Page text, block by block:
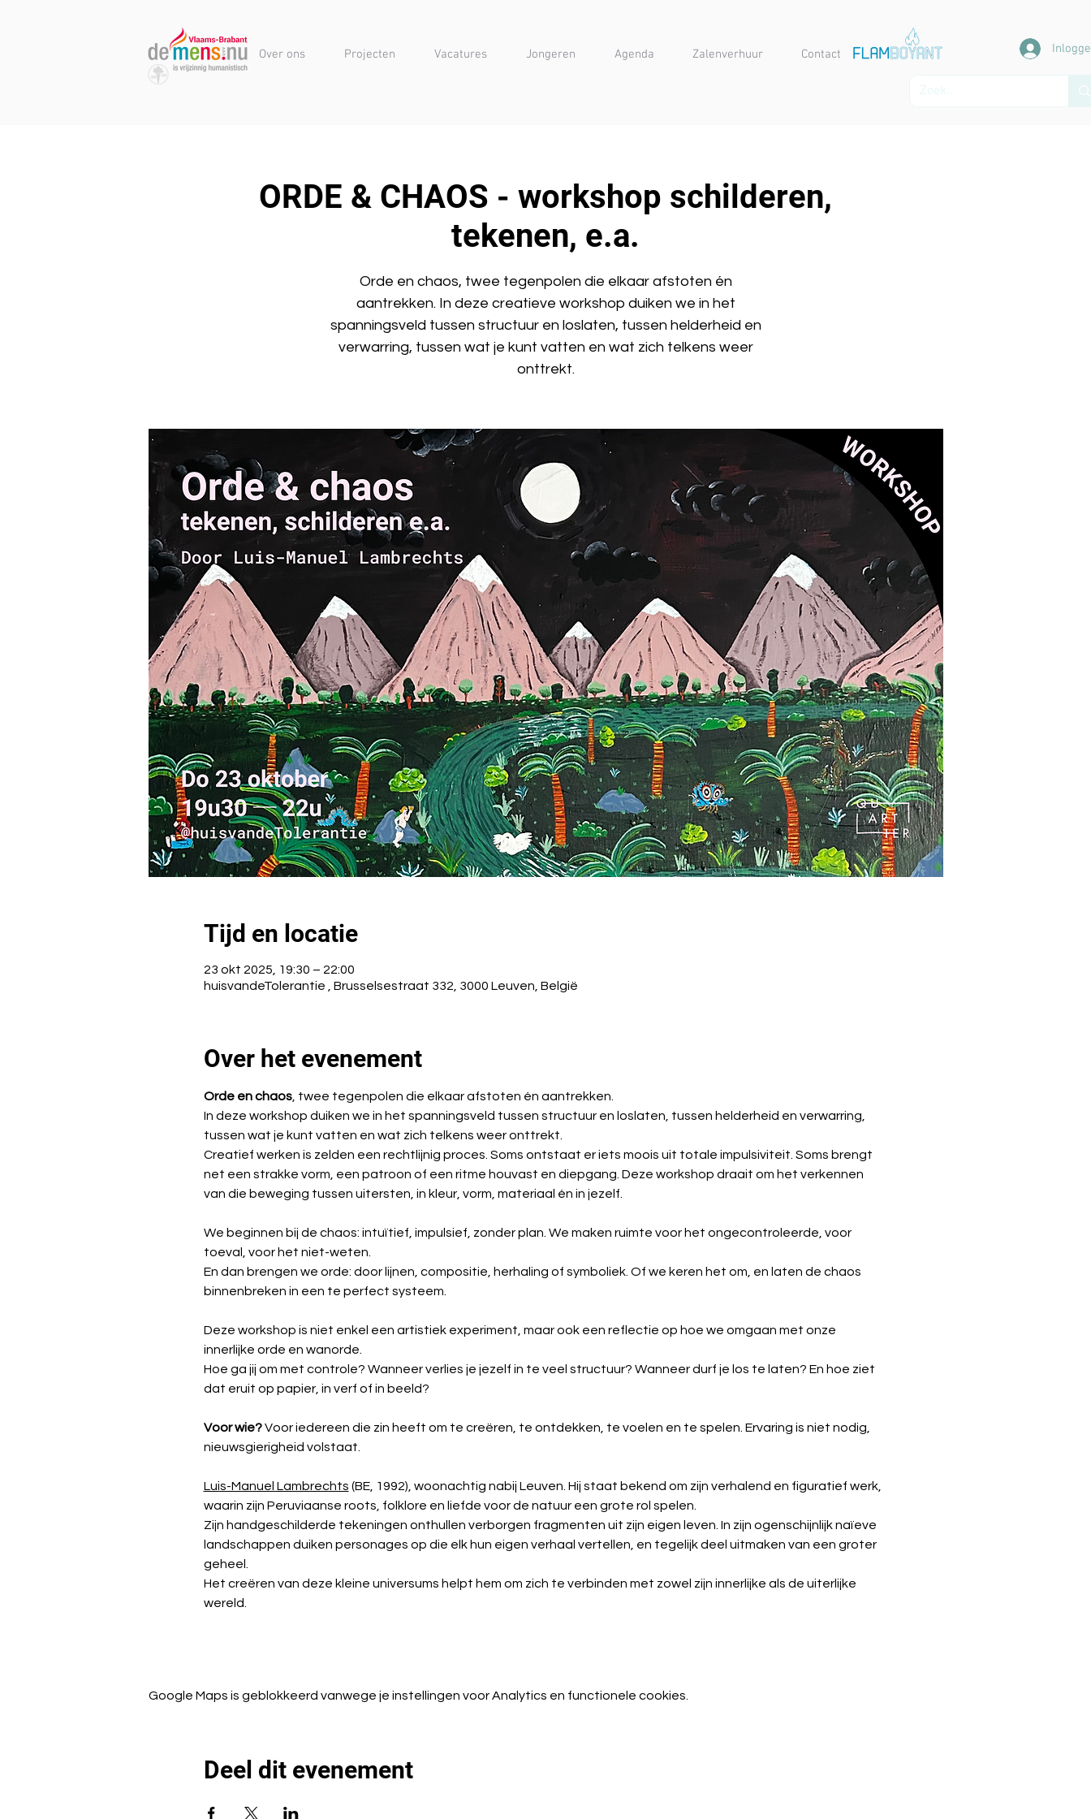
Over ons Projecten Vacatures Jongeren Agenda Zalenverhuur Contact
ORDE & CHAOS - workshop schilderen,
tekenen, e.a.
Orde en chaos, twee tegenpolen die elkaar afstoten én
aantrekken. In deze creatieve workshop duiken we in het
spanningsveld tussen structuur en loslaten, tussen helderheid en
verwarring, tussen wat je kunt vatten en wat zich telkens weer
onttrekt.
Tijd en locatie
23 okt 2025, 19:30 – 22:00
huisvandeTolerantie , Brusselsestraat 332, 3000 Leuven, België
Over het evenement
Orde en chaos, twee tegenpolen die elkaar afstoten én aantrekken.
In deze workshop duiken we in het spanningsveld tussen structuur en loslaten, tussen helderheid en verwarring,
tussen wat je kunt vatten en wat zich telkens weer onttrekt.
Creatief werken is zelden een rechtlijnig proces. Soms ontstaat er iets moois uit totale impulsiviteit. Soms brengt
net een strakke vorm, een patroon of een ritme houvast en diepgang. Deze workshop draait om het verkennen
van die beweging tussen uitersten, in kleur, vorm, materiaal én in jezelf.
We beginnen bij de chaos: intuïtief, impulsief, zonder plan. We maken ruimte voor het ongecontroleerde, voor
toeval, voor het niet-weten.
En dan brengen we orde: door lijnen, compositie, herhaling of symboliek. Of we keren het om, en laten de chaos
binnenbreken in een te perfect systeem.
Deze workshop is niet enkel een artistiek experiment, maar ook een reflectie op hoe we omgaan met onze
innerlijke orde en wanorde.
Hoe ga jij om met controle? Wanneer verlies je jezelf in te veel structuur? Wanneer durf je los te laten? En hoe ziet
dat eruit op papier, in verf of in beeld?
Voor wie? Voor iedereen die zin heeft om te creëren, te ontdekken, te voelen en te spelen. Ervaring is niet nodig,
nieuwsgierigheid volstaat.
Luis-Manuel Lambrechts (BE, 1992), woonachtig nabij Leuven. Hij staat bekend om zijn verhalend en figuratief werk,
waarin zijn Peruviaanse roots, folklore en liefde voor de natuur een grote rol spelen.
Zijn handgeschilderde tekeningen onthullen verborgen fragmenten uit zijn eigen leven. In zijn ogenschijnlijk naïeve
landschappen duiken personages op die elk hun eigen verhaal vertellen, en tegelijk deel uitmaken van een groter
geheel.
Het creëren van deze kleine universums helpt hem om zich te verbinden met zowel zijn innerlijke als de uiterlijke
wereld.
Google Maps is geblokkeerd vanwege je instellingen voor Analytics en functionele cookies.
Deel dit evenement